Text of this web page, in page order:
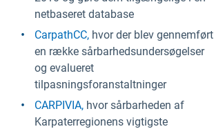
netbaseret database
CarpathCC, hvor der blev gennemført
en række sårbarhedsundersøgelser
og evalueret
tilpasningsforanstaltninger
CARPIVIA, hvor sårbarheden af
Karpaterregionens vigtigste